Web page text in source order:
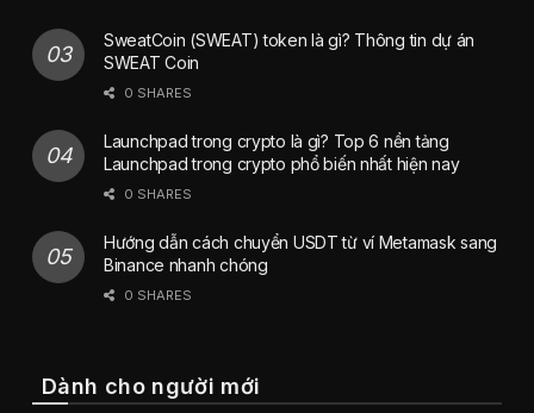
SweatCoin (SWEAT) token là gì? Thông tin dự án
SWEAT Coin
0 SHARES
Launchpad trong crypto là gì? Top 6 nền tảng
Launchpad trong crypto phổ biến nhất hiện nay
0 SHARES
Hướng dẫn cách chuyển USDT từ ví Metamask sang
Binance nhanh chóng
0 SHARES
Dành cho người mới